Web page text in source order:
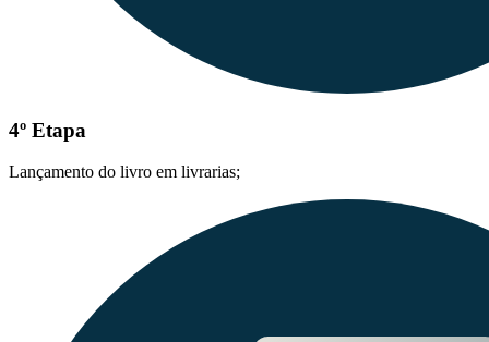
4º Etapa
Lançamento do livro em livrarias;